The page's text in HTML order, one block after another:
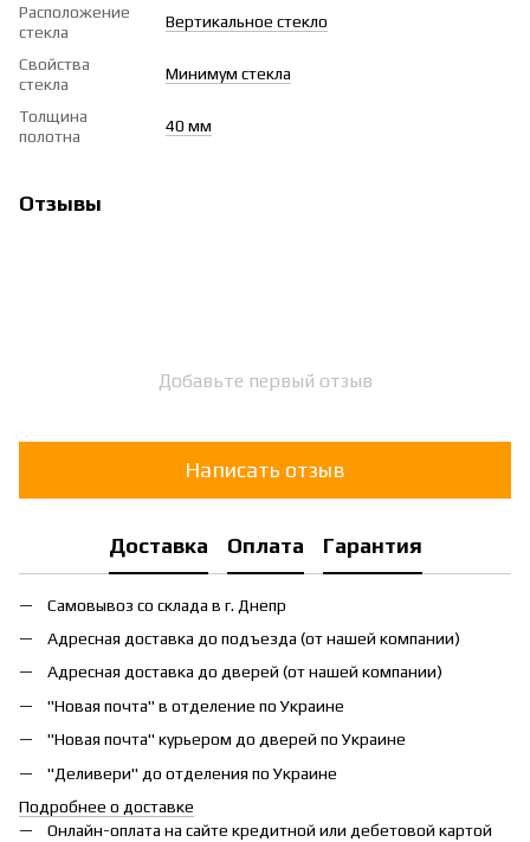
Расположение
стекла
Вертикальное стекло
Свойства
стекла
Минимум стекла
Толщина
полотна
40 мм
Отзывы
Добавьте первый отзыв
Написать отзыв
Доставка Оплата Гарантия
Самовывоз со склада в г. Днепр
Адресная доставка до подъезда (от нашей компании)
Адресная доставка до дверей (от нашей компании)
"Новая почта" в отделение по Украине
"Новая почта" курьером до дверей по Украине
"Деливери" до отделения по Украине
Подробнее о доставке
Онлайн-оплата на сайте кредитной или дебетовой картой